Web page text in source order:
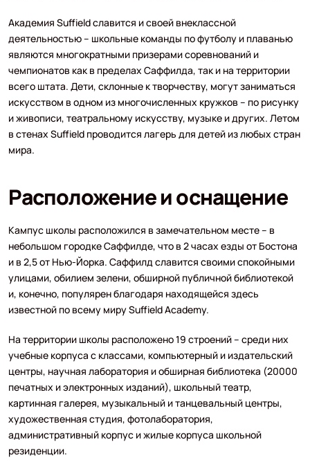
Академия Suffield славится и своей внеклассной
деятельностью – школьные команды по футболу и плаванью
являются многократными призерами соревнований и
чемпионатов как в пределах Саффилда, так и на территории
всего штата. Дети, склонные к творчеству, могут заниматься
искусством в одном из многочисленных кружков – по рисунку
и живописи, театральному искусству, музыке и других. Летом
в стенах Suffield проводится лагерь для детей из любых стран
мира.
Расположение и оснащение
Кампус школы расположился в замечательном месте – в
небольшом городке Саффилде, что в 2 часах езды от Бостона
и в 2,5 от Нью-Йорка. Саффилд славится своими спокойными
улицами, обилием зелени, обширной публичной библиотекой
и, конечно, популярен благодаря находящейся здесь
известной по всему миру Suffield Academy.
На территории школы расположено 19 строений – среди них
учебные корпуса с классами, компьютерный и издательский
центры, научная лаборатория и обширная библиотека (20000
печатных и электронных изданий), школьный театр,
картинная галерея, музыкальный и танцевальный центры,
художественная студия, фотолаборатория,
административный корпус и жилые корпуса школьной
резиденции.